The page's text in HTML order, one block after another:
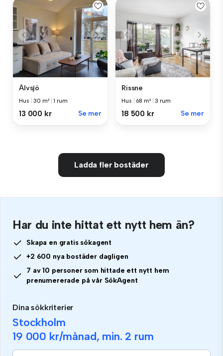
Älvsjö
Hus |30 m² |1 rum
13 000 kr Se mer
Rissne
Hus 68 m² |3 rum
18 500 kr Se mer
Ladda fler bostäder
Har du inte hittat ett nytt hem än?
Skapa en gratis sökagent
+2 600 nya bostäder dagligen
7 av 10 personer som hittade ett nytt hem
prenumererade på vår SökAgent
Dina sökkriterier
Stockholm
19 000 kr/månad, min. 2 rum
Om